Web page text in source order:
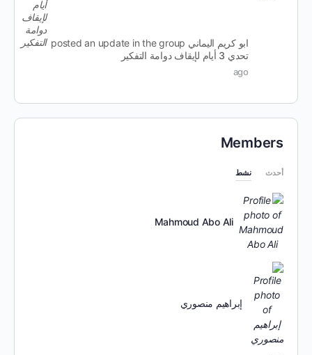
ابو كريم اليماني
تحدي 3 أيام لإيقاف دوامة التفكير
ago
Members
أحدث نشط
Mahmoud Abo Ali
إبراهيم منصوري